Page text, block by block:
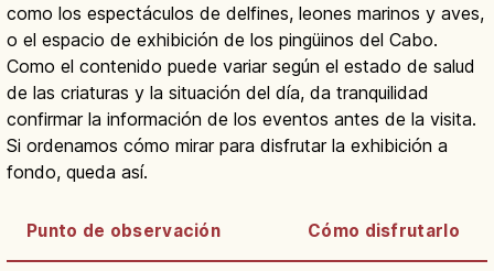
como los espectáculos de delfines, leones marinos y aves,
o el espacio de exhibición de los pingüinos del Cabo.
Como el contenido puede variar según el estado de salud
de las criaturas y la situación del día, da tranquilidad
confirmar la información de los eventos antes de la visita.
Si ordenamos cómo mirar para disfrutar la exhibición a
fondo, queda así.
Punto de observación Cómo disfrutarlo